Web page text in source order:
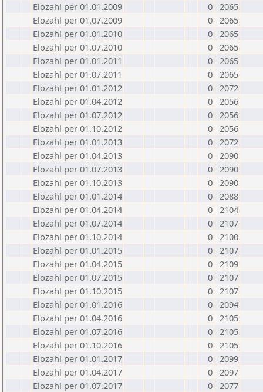
Elozahl per 01.01.2009
0 2065
Elozahl per 01.07.2009
0 2065
Elozahl per 01.01.2010
0 2065
Elozahl per 01.07.2010
0 2065
Elozahl per 01.01.2011
0 2065
Elozahl per 01.07.2011
0 2065
Elozahl per 01.01.2012
0 2072
Elozahl per 01.04.2012
0 2056
Elozahl per 01.07.2012
0 2056
Elozahl per 01.10.2012
0 2056
Elozahl per 01.01.2013
0 2072
Elozahl per 01.04.2013
0 2090
Elozahl per 01.07.2013
0 2090
Elozahl per 01.10.2013
0 2090
Elozahl per 01.01.2014
0 2088
Elozahl per 01.04.2014
0 2104
Elozahl per 01.07.2014
0 2107
Elozahl per 01.10.2014
0 2100
Elozahl per 01.01.2015
0 2107
Elozahl per 01.04.2015
0 2109
Elozahl per 01.07.2015
0 2107
Elozahl per 01.10.2015
0 2107
Elozahl per 01.01.2016
0 2094
Elozahl per 01.04.2016
0 2105
Elozahl per 01.07.2016
0 2105
Elozahl per 01.10.2016
0 2105
Elozahl per 01.01.2017
0 2099
Elozahl per 01.04.2017
0 2097
Elozahl per 01.07.2017
0 2077